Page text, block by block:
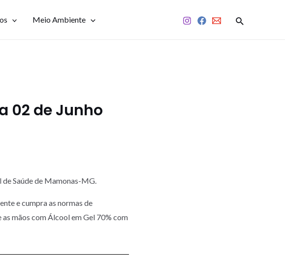
Meio Ambiente
02 de Junho
Saúde de Mamonas-MG.
e cumpra as normas de
as mãos com Álcool em Gel 70% com